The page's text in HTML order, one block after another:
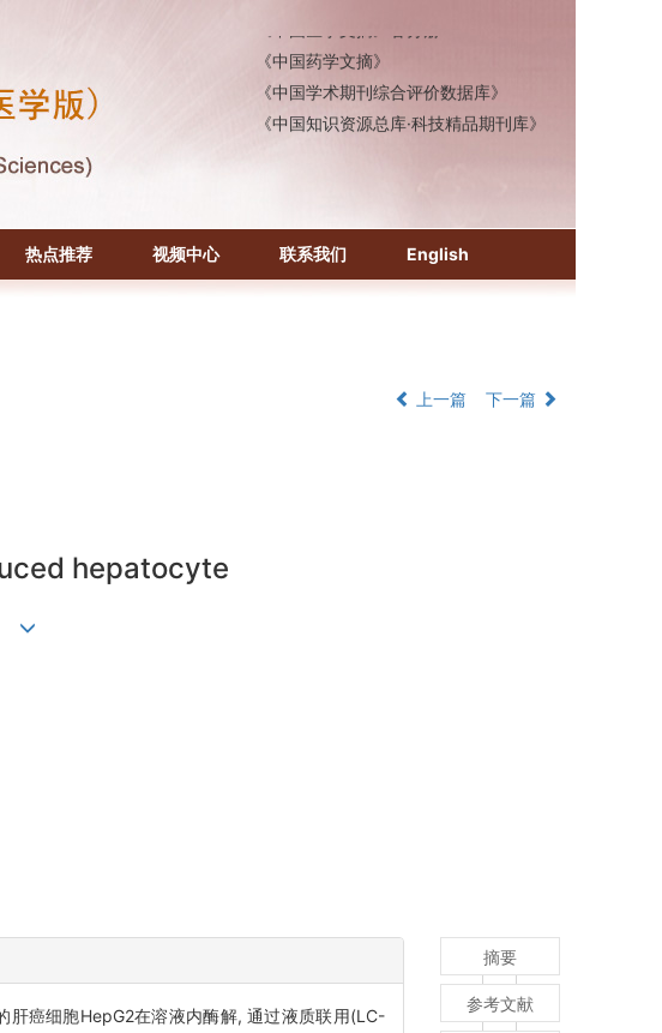
《中国药学文摘》
《中国学术期刊综合评价数据库》
《中国知识资源总库·科技精品期刊库》
热点推荐 视频中心 联系我们 English
上一篇 下一篇
hepatocyte
肝癌细胞HepG2在溶液内酶解, 通过液质联用(LC-
摘要
参考文献